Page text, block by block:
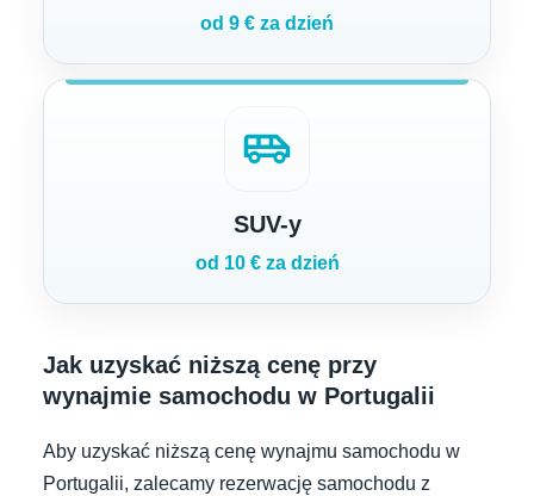
od 9 € za dzień
airport_shuttle
SUV-y
od 10 € za dzień
Jak uzyskać niższą cenę przy
wynajmie samochodu w Portugalii
Aby uzyskać niższą cenę wynajmu samochodu w
Portugalii, zalecamy rezerwację samochodu z